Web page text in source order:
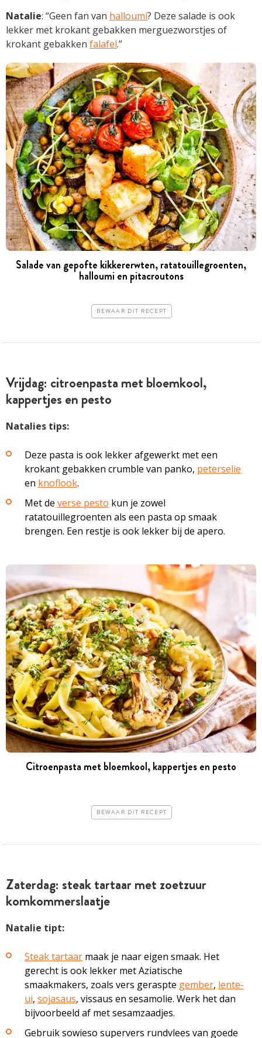
Natalie: “Geen fan van halloumi? Deze salade is ook
lekker met krokant gebakken merguez­worstjes of
krokant gebakken falafel.”
Salade van gepofte kikkererwten, ratatouillegroenten,
halloumi en pitacroutons
BEWAAR DIT RECEPT
Vrijdag: citroenpasta met bloemkool,
kappertjes en pesto
Natalies tips:
Deze pasta is ook lekker afgewerkt met een
krokant gebakken crumble van panko, peterselie
en knoflook.
Met de verse pesto kun je zowel
ratatouillegroenten als een pasta op smaak
brengen. Een restje is ook lekker bij de apero.
Citroenpasta met bloemkool, kappertjes en pesto
BEWAAR DIT RECEPT
Zaterdag: steak tartaar met zoetzuur
komkommerslaatje
Natalie tipt:
Steak tartaar maak je naar eigen smaak. Het
gerecht is ook lekker met Aziatische
smaakmakers, zoals vers geraspte gember, lente-
ui, sojasaus, vissaus en sesamolie. Werk het dan
bijvoorbeeld af met sesamzaadjes.
Gebruik sowieso supervers rundvlees van goede